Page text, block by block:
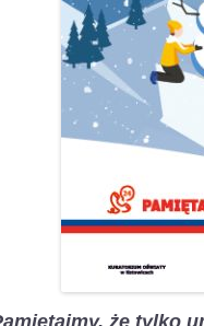
że tylko